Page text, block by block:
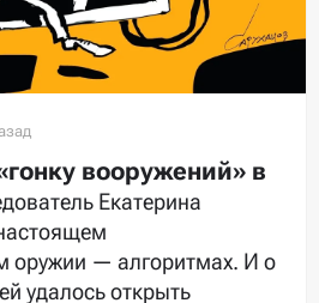
вооружений» в
Екатерина
оружии — алгоритмах. И о
удалось открыть